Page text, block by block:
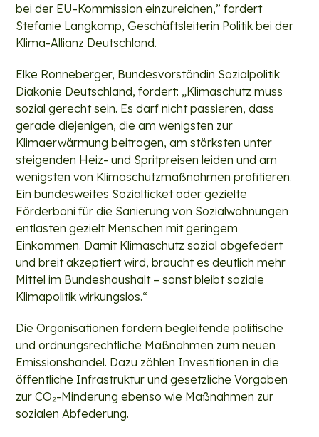
bei der EU-Kommission einzureichen,” fordert
Stefanie Langkamp, Geschäftsleiterin Politik bei der
Klima-Allianz Deutschland.
Elke Ronneberger, Bundesvorständin Sozialpolitik
Diakonie Deutschland, fordert: „Klimaschutz muss
sozial gerecht sein. Es darf nicht passieren, dass
gerade diejenigen, die am wenigsten zur
Klimaerwärmung beitragen, am stärksten unter
steigenden Heiz- und Spritpreisen leiden und am
wenigsten von Klimaschutzmaßnahmen profitieren.
Ein bundesweites Sozialticket oder gezielte
Förderboni für die Sanierung von Sozialwohnungen
entlasten gezielt Menschen mit geringem
Einkommen. Damit Klimaschutz sozial abgefedert
und breit akzeptiert wird, braucht es deutlich mehr
Mittel im Bundeshaushalt – sonst bleibt soziale
Klimapolitik wirkungslos.“
Die Organisationen fordern begleitende politische
und ordnungsrechtliche Maßnahmen zum neuen
Emissionshandel. Dazu zählen Investitionen in die
öffentliche Infrastruktur und gesetzliche Vorgaben
zur CO₂-Minderung ebenso wie Maßnahmen zur
sozialen Abfederung.